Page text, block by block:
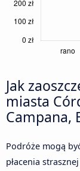
Jak
miasta
Campana,
Podróże mogą
płacenia